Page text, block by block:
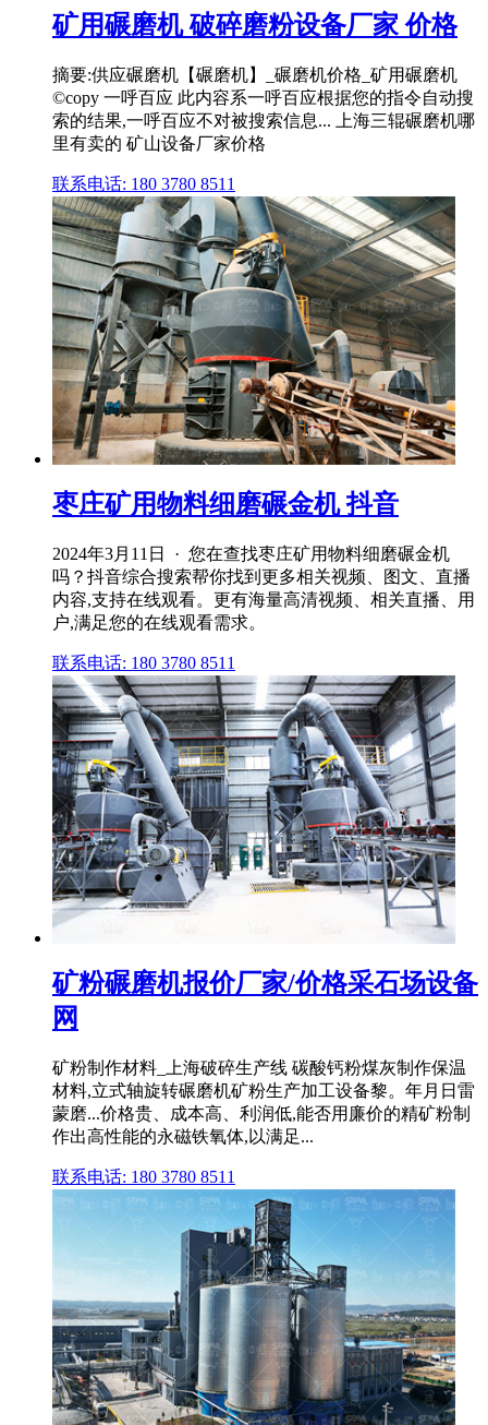
矿用碾磨机 破碎磨粉设备厂家 价格
摘要:供应碾磨机【碾磨机】_碾磨机价格_矿用碾磨机
©copy 一呼百应 此内容系一呼百应根据您的指令自动搜
索的结果,一呼百应不对被搜索信息... 上海三辊碾磨机哪
里有卖的 矿山设备厂家价格
联系电话: 180 3780 8511
枣庄矿用物料细磨碾金机 抖音
2024年3月11日 · 您在查找枣庄矿用物料细磨碾金机
吗？抖音综合搜索帮你找到更多相关视频、图文、直播
内容,支持在线观看。更有海量高清视频、相关直播、用
户,满足您的在线观看需求。
联系电话: 180 3780 8511
矿粉碾磨机报价厂家/价格采石场设备
网
矿粉制作材料_上海破碎生产线 碳酸钙粉煤灰制作保温
材料,立式轴旋转碾磨机矿粉生产加工设备黎。年月日雷
蒙磨...价格贵、成本高、利润低,能否用廉价的精矿粉制
作出高性能的永磁铁氧体,以满足...
联系电话: 180 3780 8511